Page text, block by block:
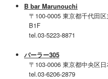
B bar Marunouchi
〒100-0005 東京都千代田
B1F
tel.03-5223-8871
パーラー305
〒103-0006 東京都中央区
tel.03-6206-2879